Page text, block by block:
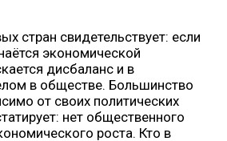
стран свидетельствует: если
экономической
дисбаланс и в
в обществе. Большинство
от своих политических
нет общественного
роста. Кто в